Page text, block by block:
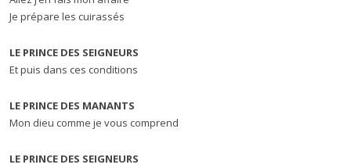
Je prépare les cuirassés
LE PRINCE DES SEIGNEURS
Et puis dans ces conditions
LE PRINCE DES MANANTS
Mon dieu comme je vous comprend
LE PRINCE DES SEIGNEURS